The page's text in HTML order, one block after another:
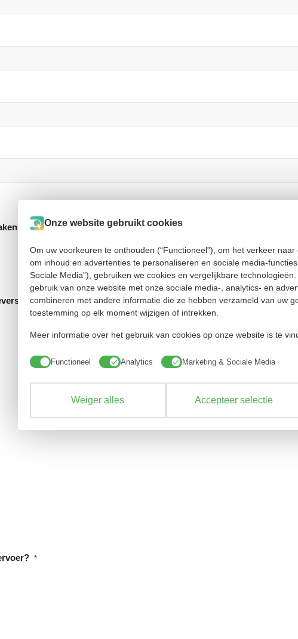
*
*
*
Onze website gebruikt cookies
Om uw voorkeuren te onthouden (“Functioneel”), om het verkeer naar
om inhoud en advertenties te personaliseren en sociale media-
Sociale Media”), gebruiken we cookies en vergelijkbare
gebruik van onze website met onze sociale media-, analytics- en
combineren met andere informatie die ze hebben verzameld van uw
toestemming op elk moment wijzigen of intrekken.
Meer informatie over het gebruik van cookies op onze website is te
Functioneel Analytics Marketing & Sociale Media
Weiger alles Accepteer selectie